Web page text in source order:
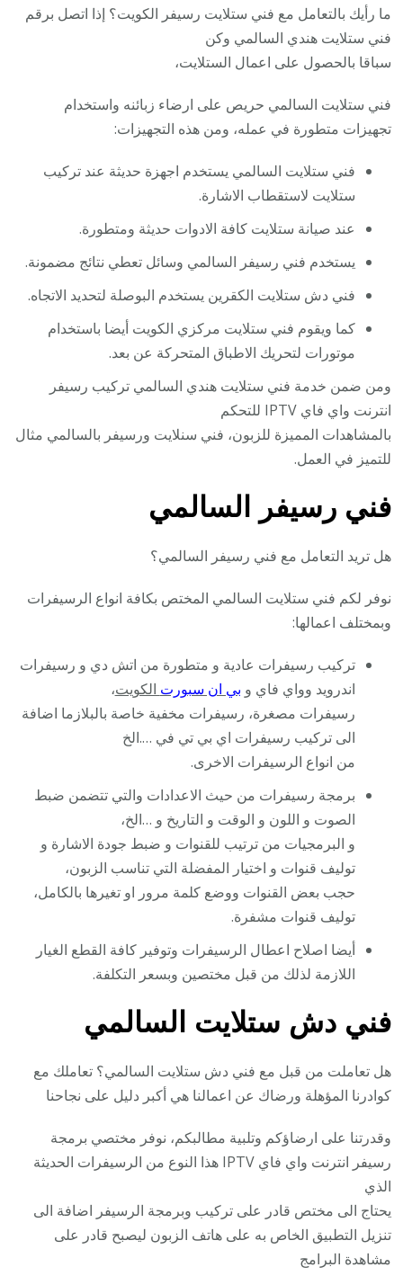
ما رأيك بالتعامل مع فني ستلايت رسيفر الكويت؟ إذا اتصل برقم
فني ستلايت هندي السالمي وكن
سباقا بالحصول على اعمال الستلايت،
فني ستلايت السالمي حريص على ارضاء زبائنه واستخدام
تجهيزات متطورة في عمله، ومن هذه التجهيزات:
فني ستلايت السالمي يستخدم اجهزة حديثة عند تركيب
ستلايت لاستقطاب الاشارة.
عند صيانة ستلايت كافة الادوات حديثة ومتطورة.
يستخدم فني رسيفر السالمي وسائل تعطي نتائج مضمونة.
فني دش ستلايت الكقرين يستخدم البوصلة لتحديد الاتجاه.
كما ويقوم فني ستلايت مركزي الكويت أيضا باستخدام
موتورات لتحريك الاطباق المتحركة عن بعد.
ومن ضمن خدمة فني ستلايت هندي السالمي تركيب رسيفر
انترنت واي فاي IPTV للتحكم
بالمشاهدات المميزة للزبون، فني سنلايت ورسيفر بالسالمي مثال
للتميز في العمل.
فني رسيفر السالمي
هل تريد التعامل مع فني رسيفر السالمي؟
نوفر لكم فني ستلايت السالمي المختص بكافة انواع الرسيفرات
وبمختلف اعمالها:
تركيب رسيفرات عادية و متطورة من اتش دي و رسيفرات
اندرويد وواي فاي و بي ان سبورت الكويت،
رسيفرات مصغرة، رسيفرات مخفية خاصة بالبلازما اضافة
الى تركيب رسيفرات اي بي تي في ….الخ
من انواع الرسيفرات الاخرى.
برمجة رسيفرات من حيث الاعدادات والتي تتضمن ضبط
الصوت و اللون و الوقت و التاريخ و …الخ،
و البرمجيات من ترتيب للقنوات و ضبط جودة الاشارة و
توليف قنوات و اختيار المفضلة التي تناسب الزبون،
حجب بعض القنوات ووضع كلمة مرور او تغيرها بالكامل،
توليف قنوات مشفرة.
أيضا اصلاح اعطال الرسيفرات وتوفير كافة القطع الغيار
اللازمة لذلك من قبل مختصين وبسعر التكلفة.
فني دش ستلايت السالمي
هل تعاملت من قبل مع فني دش ستلايت السالمي؟ تعاملك مع
كوادرنا المؤهلة ورضاك عن اعمالنا هي أكبر دليل على نجاحنا
وقدرتنا على ارضاؤكم وتلبية مطالبكم، نوفر مختصي برمجة
رسيفر انترنت واي فاي IPTV هذا النوع من الرسيفرات الحديثة
الذي
يحتاج الى مختص قادر على تركيب وبرمجة الرسيفر اضافة الى
تنزيل التطبيق الخاص به على هاتف الزبون ليصبح قادر على
مشاهدة البرامج